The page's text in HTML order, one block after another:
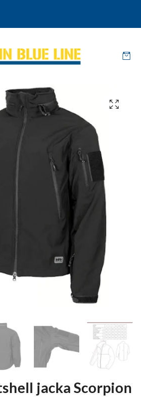
jacka Scorpion